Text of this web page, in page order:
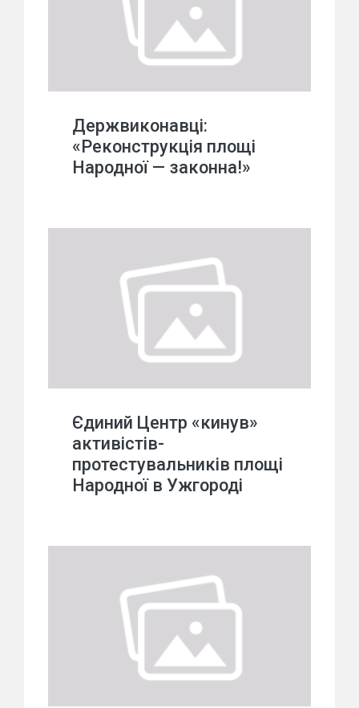
Держвиконавці:
«Реконструкція площі
Народної — законна!»
Єдиний Центр «кинув»
активістів-
протестувальників площі
Народної в Ужгороді